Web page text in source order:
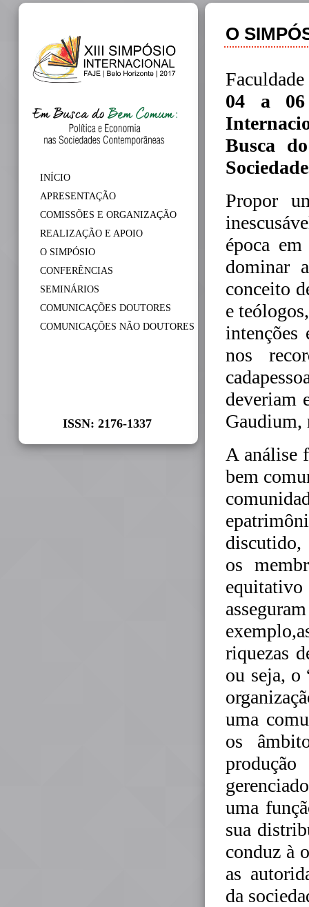
INÍCIO
APRESENTAÇÃO
COMISSÕES E ORGANIZAÇÃO
REALIZAÇÃO E APOIO
O SIMPÓSIO
CONFERÊNCIAS
SEMINÁRIOS
COMUNICAÇÕES DOUTORES
COMUNICAÇÕES NÃO DOUTORES
ISSN: 2176-1337
O
04 a 06
Busca
Propor
época
dominar
conceito
e
intenções
nos
deveriam
Gaudium,
A análise
bem
discutido,
os
riquezas
ou seja, o
uma
os
uma
sua
conduz à
as
da